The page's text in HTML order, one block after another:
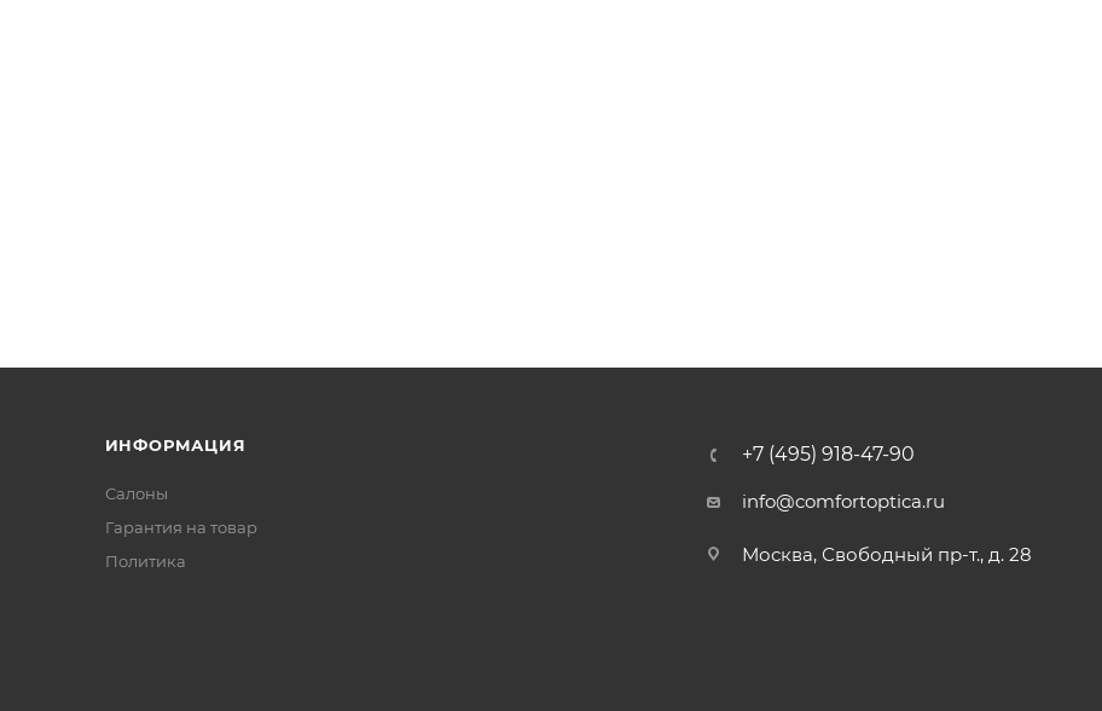
ИНФОРМАЦИЯ
Салоны
Гарантия на товар
Политика
+7 (495) 918-47-90
info@comfortoptica.ru
Москва, Свободный пр-т., д. 28